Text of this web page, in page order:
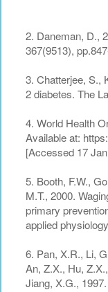
2. Daneman, D.,
367(9513),
3. Chatterjee, S.,
2 diabetes. The
4. World Health
Available at:
[Accessed 17
5. Booth, F.W.,
M.T., 2000.
primary
applied
6. Pan, X.R., Li,
An, Z.X., Hu,
Jiang, X.G.,